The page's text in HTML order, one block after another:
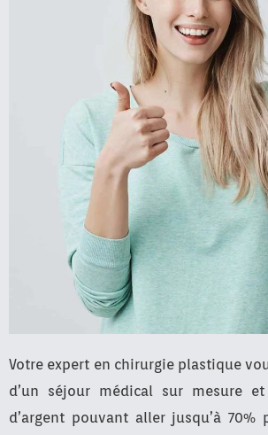
Votre expert en chirurgie plastique
d’un séjour médical sur mesure et
d’argent pouvant aller jusqu’à